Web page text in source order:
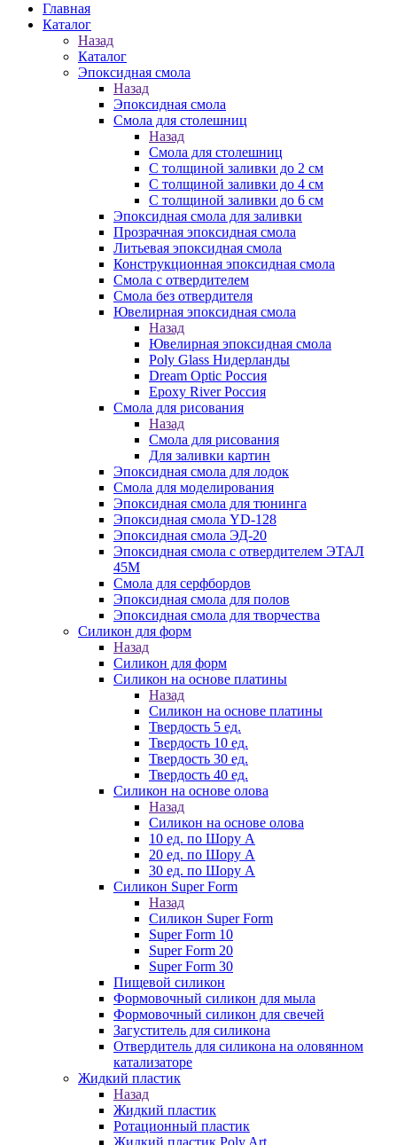
Главная
Каталог
Назад
Каталог
Эпоксидная смола
Назад
Эпоксидная смола
Смола для столешниц
Назад
Смола для столешниц
С толщиной заливки до 2 см
С толщиной заливки до 4 см
С толщиной заливки до 6 см
Эпоксидная смола для заливки
Прозрачная эпоксидная смола
Литьевая эпоксидная смола
Конструкционная эпоксидная смола
Смола с отвердителем
Смола без отвердителя
Ювелирная эпоксидная смола
Назад
Ювелирная эпоксидная смола
Poly Glass Нидерланды
Dream Optic Россия
Epoxy River Россия
Смола для рисования
Назад
Смола для рисования
Для заливки картин
Эпоксидная смола для лодок
Смола для моделирования
Эпоксидная смола для тюнинга
Эпоксидная смола YD-128
Эпоксидная смола ЭД-20
Эпоксидная смола с отвердителем ЭТАЛ
45М
Смола для серфбордов
Эпоксидная смола для полов
Эпоксидная смола для творчества
Силикон для форм
Назад
Силикон для форм
Силикон на основе платины
Назад
Силикон на основе платины
Твердость 5 ед.
Твердость 10 ед.
Твердость 30 ед.
Твердость 40 ед.
Силикон на основе олова
Назад
Силикон на основе олова
10 ед. по Шору А
20 ед. по Шору А
30 ед. по Шору А
Силикон Super Form
Назад
Силикон Super Form
Super Form 10
Super Form 20
Super Form 30
Пищевой силикон
Формовочный силикон для мыла
Формовочный силикон для свечей
Загуститель для силикона
Отвердитель для силикона на оловянном
катализаторе
Жидкий пластик
Назад
Жидкий пластик
Ротационный пластик
Жидкий пластик Poly Art